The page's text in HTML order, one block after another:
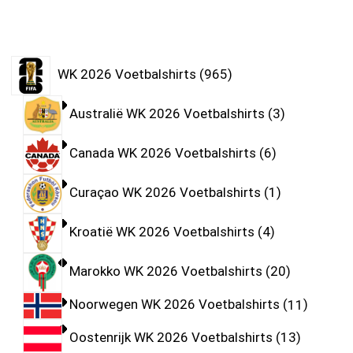
WK 2026 Voetbalshirts 965
Australië WK 2026 Voetbalshirts 3
Canada WK 2026 Voetbalshirts 6
Curaçao WK 2026 Voetbalshirts 1
Kroatië WK 2026 Voetbalshirts 4
Marokko WK 2026 Voetbalshirts 20
Noorwegen WK 2026 Voetbalshirts 11
Oostenrijk WK 2026 Voetbalshirts 13